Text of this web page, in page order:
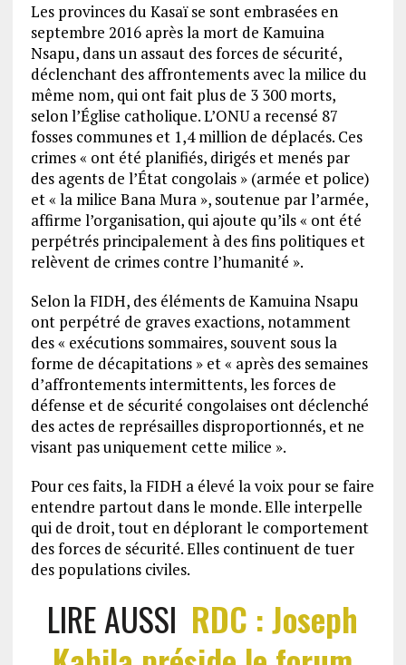
Les provinces du Kasaï se sont embrasées en
septembre 2016 après la mort de Kamuina
Nsapu, dans un assaut des forces de sécurité,
déclenchant des affrontements avec la milice du
même nom, qui ont fait plus de 3 300 morts,
selon l’Église catholique. L’ONU a recensé 87
fosses communes et 1,4 million de déplacés. Ces
crimes « ont été planifiés, dirigés et menés par
des agents de l’État congolais » (armée et police)
et « la milice Bana Mura », soutenue par l’armée,
affirme l’organisation, qui ajoute qu’ils « ont été
perpétrés principalement à des fins politiques et
relèvent de crimes contre l’humanité ».
Selon la FIDH, des éléments de Kamuina Nsapu
ont perpétré de graves exactions, notamment
des « exécutions sommaires, souvent sous la
forme de décapitations » et « après des semaines
d’affrontements intermittents, les forces de
défense et de sécurité congolaises ont déclenché
des actes de représailles disproportionnés, et ne
visant pas uniquement cette milice ».
Pour ces faits, la FIDH a élevé la voix pour se faire
entendre partout dans le monde. Elle interpelle
qui de droit, tout en déplorant le comportement
des forces de sécurité. Elles continuent de tuer
des populations civiles.
LIRE AUSSI RDC : Joseph